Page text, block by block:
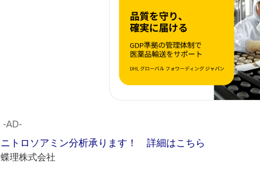
‐AD‐
ニトロソアミン分析承ります！ 詳細はこちら
蝶理株式会社